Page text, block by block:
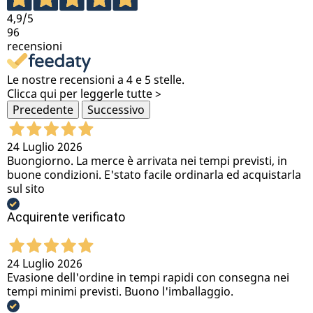
4,9/5
96
recensioni
Le nostre recensioni a 4 e 5 stelle.
Clicca qui per leggerle tutte >
Precedente
Successivo
24 Luglio 2026
Buongiorno. La merce è arrivata nei tempi previsti, in
buone condizioni. E'stato facile ordinarla ed acquistarla
sul sito
Acquirente verificato
24 Luglio 2026
Evasione dell'ordine in tempi rapidi con consegna nei
tempi minimi previsti. Buono l'imballaggio.